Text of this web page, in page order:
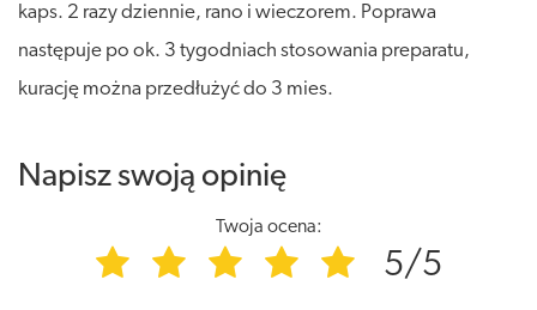
kaps. 2 razy dziennie, rano i wieczorem. Poprawa
następuje po ok. 3 tygodniach stosowania preparatu,
kurację można przedłużyć do 3 mies.
Napisz swoją opinię
Twoja ocena:
5/5